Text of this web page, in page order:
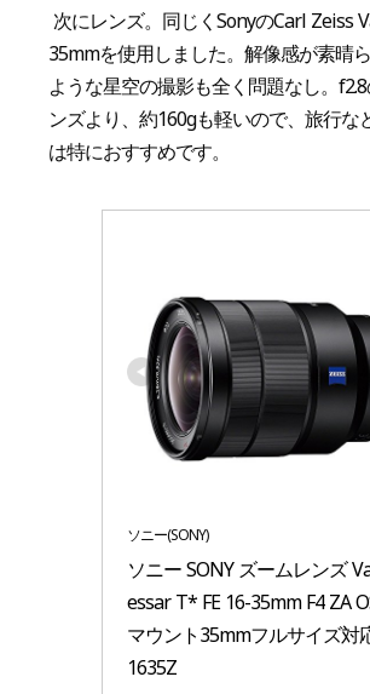
次にレンズ。同じくSonyのCarl Zeiss
35mmを使用しました。解像感が素晴
ような星空の撮影も全く問題なし。
ンズより、約160gも軽いので、旅行な
は特におすすめです。
ソニー(SONY)
ソニー SONY ズームレンズ
essar T* FE 16-35mm F4 ZA
マウント35mmフルサイズ対
1635Z